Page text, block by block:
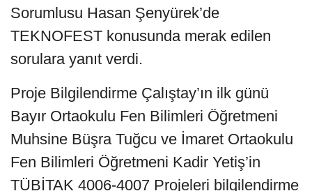
Sorumlusu Hasan Şenyürek’de
TEKNOFEST konusunda merak edilen
sorulara yanıt verdi.
Proje Bilgilendirme Çalıştay’ın ilk günü
Bayır Ortaokulu Fen Bilimleri Öğretmeni
Muhsine Büşra Tuğcu ve İmaret Ortaokulu
Fen Bilimleri Öğretmeni Kadir Yetiş’in
TÜBİTAK 4006-4007 Projeleri bilgilendirme